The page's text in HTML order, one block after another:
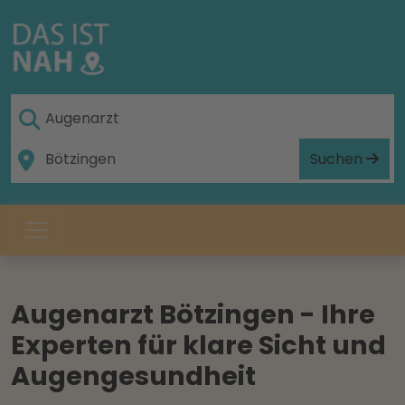
Suchen
Augenarzt Bötzingen - Ihre
Experten für klare Sicht und
Augengesundheit